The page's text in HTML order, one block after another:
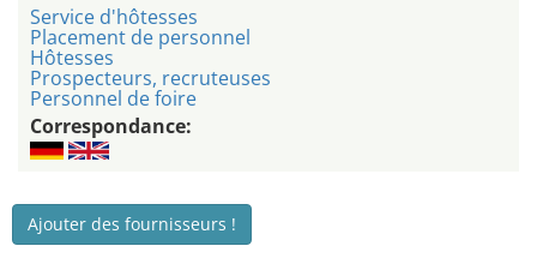
Service d'hôtesses
Placement de personnel
Hôtesses
Prospecteurs, recruteuses
Personnel de foire
Correspondance:
Ajouter des fournisseurs !